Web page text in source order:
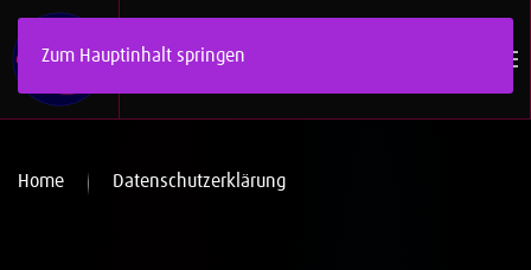
Zum Hauptinhalt springen
Home Datenschutzerklärung